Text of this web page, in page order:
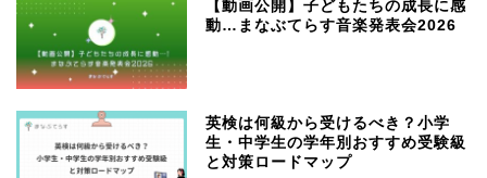
【動画公開】子どもたちの成長に感
動…まなぶてらす音楽発表会2026
英検は何級から受けるべき？小学
生・中学生の学年別おすすめ受験級
と対策ロードマップ